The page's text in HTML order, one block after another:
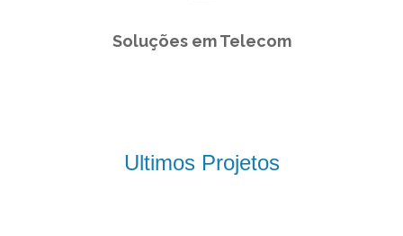
Soluções em Telecom
Ultimos Projetos